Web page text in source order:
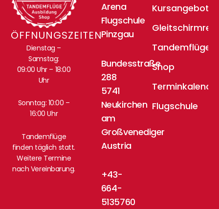
ÖFFNUNGSZEITEN
Dienstag –
Samstag:
09:00 Uhr – 18:00
Uhr
Sonntag: 10:00 –
16:00 Uhr
Tandemflüge
finden täglich statt.
Weitere Termine
nach Vereinbarung.
Arena
Flugschule
Pinzgau
Bundesstraße
288
5741
Neukirchen
am
Großvenediger
Austria
+43-
664-
5135760
Kursangebote
Tandemflüge
Shop
Flugschule